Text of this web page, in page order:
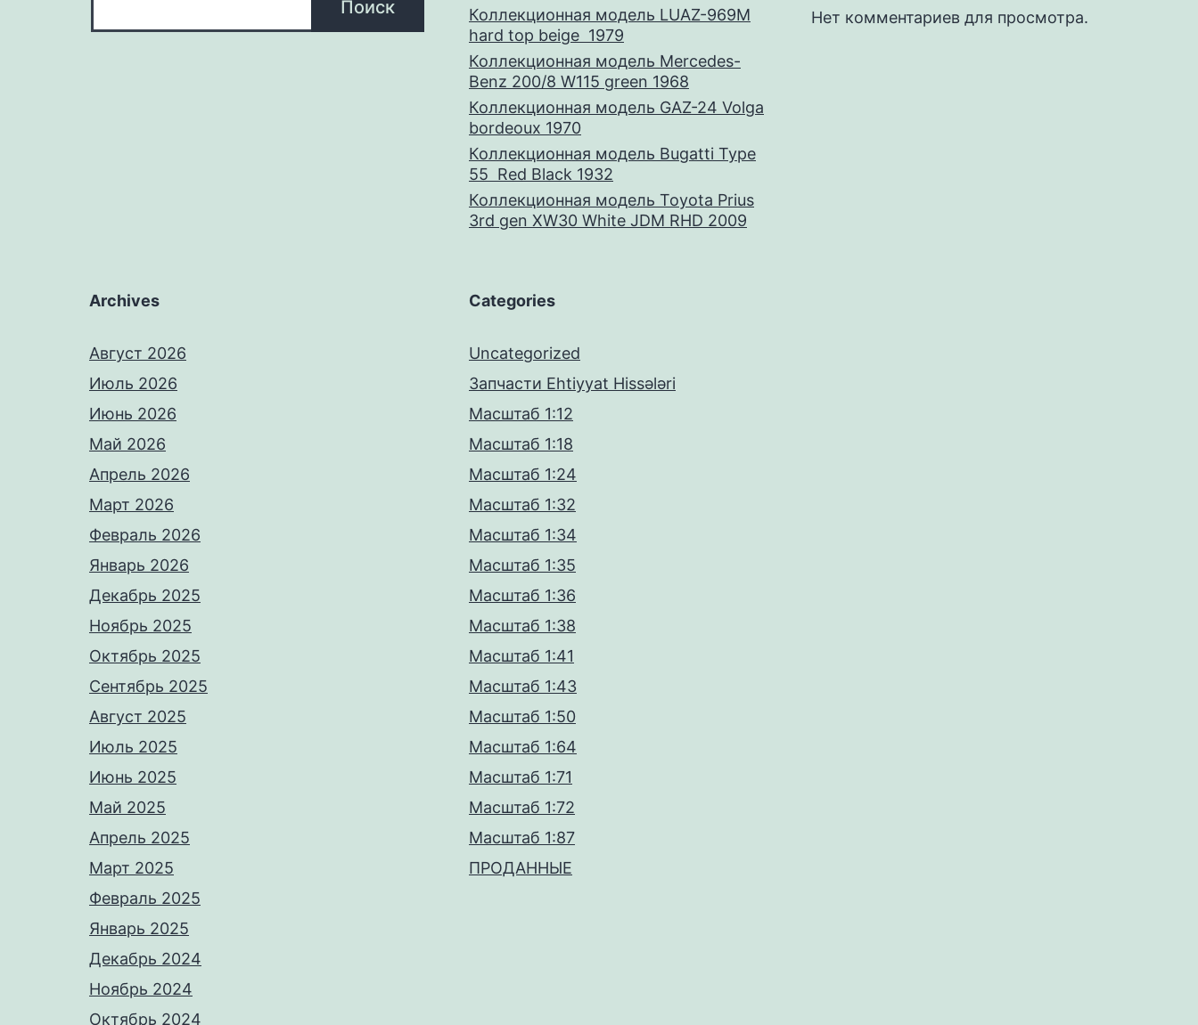
Поиск
Коллекционная модель LUAZ-969M
hard top beige 1979
Коллекционная модель Mercedes-
Benz 200/8 W115 green 1968
Коллекционная модель GAZ-24 Volga
bordeoux 1970
Коллекционная модель Bugatti Type
55 Red Black 1932
Коллекционная модель Toyota Prius
3rd gen XW30 White JDM RHD 2009
Нет комментариев для просмотра.
Archives
Август 2026
Июль 2026
Июнь 2026
Май 2026
Апрель 2026
Март 2026
Февраль 2026
Январь 2026
Декабрь 2025
Ноябрь 2025
Октябрь 2025
Сентябрь 2025
Август 2025
Июль 2025
Июнь 2025
Май 2025
Апрель 2025
Март 2025
Февраль 2025
Январь 2025
Декабрь 2024
Ноябрь 2024
Октябрь 2024
Categories
Uncategorized
Запчасти Ehtiyyat Hissələri
Масштаб 1:12
Масштаб 1:18
Масштаб 1:24
Масштаб 1:32
Масштаб 1:34
Масштаб 1:35
Масштаб 1:36
Масштаб 1:38
Масштаб 1:41
Масштаб 1:43
Масштаб 1:50
Масштаб 1:64
Масштаб 1:71
Масштаб 1:72
Масштаб 1:87
ПРОДАННЫЕ